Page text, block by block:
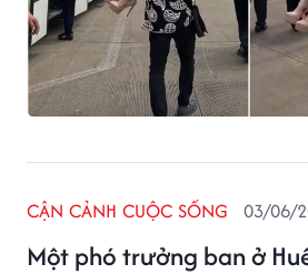
Một phó trưởng ban ở
CẬN CẢNH CUỘC SỐNG 03/06/